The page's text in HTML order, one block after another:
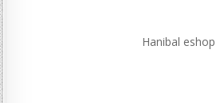
Hanibal eshop